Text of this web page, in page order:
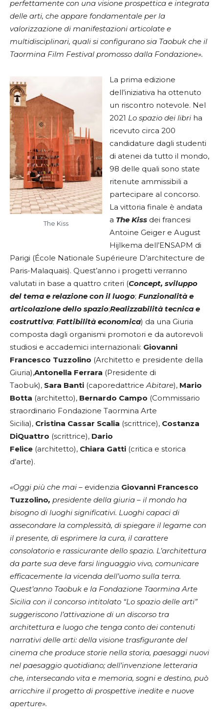
perfettamente con una visione prospettica e integrata
delle arti, che appare fondamentale per la
valorizzazione di manifestazioni articolate e
multidisciplinari, quali si configurano sia Taobuk che il
Taormina Film Festival promosso dalla Fondazione».
The Kiss
La prima edizione
dell’iniziativa ha ottenuto
un riscontro notevole. Nel
2021 Lo spazio dei libri ha
ricevuto circa 200
candidature dagli studenti
di atenei da tutto il mondo,
98 delle quali sono state
ritenute ammissibili a
partecipare al concorso.
La vittoria finale è andata
a The Kiss dei francesi
Antoine Geiger e August
Hijlkema dell’ENSAPM di
Parigi (École Nationale Supérieure D’architecture de
Paris-Malaquais). Quest’anno i progetti verranno
valutati in base a quattro criteri (Concept, sviluppo
del tema e relazione con il luogo; Funzionalità e
articolazione dello spazio;Realizzabilità tecnica e
costruttiva; Fattibilità economica) da una Giuria
composta dagli organismi promotori e da autorevoli
studiosi e accademici internazionali: Giovanni
Francesco Tuzzolino (Architetto e presidente della
Giuria),Antonella Ferrara (Presidente di
Taobuk), Sara Banti (caporedattriceAbitare), Mario
Botta (architetto), Bernardo Campo (Commissario
straordinario Fondazione Taormina Arte
Sicilia), Cristina Cassar Scalia (scrittrice), Costanza
DiQuattro (scrittrice), Dario
Felice (architetto), Chiara Gatti (critica e storica
d’arte).
«Oggi più che mai – evidenzia Giovanni Francesco
Tuzzolino, presidente della giuria – il mondo ha
bisogno di luoghi significativi. Luoghi capaci di
assecondare la complessità, di spiegare il legame con
il presente, di esprimere la cura, il carattere
consolatorio e rassicurante dello spazio. L’architettura
da parte sua deve farsi linguaggio vivo, comunicare
efficacemente la vicenda dell’uomo sulla terra.
Quest’anno Taobuk e la Fondazione Taormina Arte
Sicilia con il concorso intitolato “Lo spazio delle arti”
suggeriscono l’attivazione di un discorso tra
architettura e luogo che tenga conto dei contenuti
narrativi delle arti: della visione trasfigurante del
cinema che produce storie nella storia, paesaggi nuovi
nel paesaggio quotidiano; dell’invenzione letteraria
che, intersecando vita e memoria, sogni e destino, può
arricchire il progetto di prospettive inedite e nuove
aperture».